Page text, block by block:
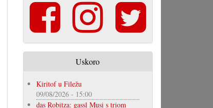
Uskoro
Kiritof u Filežu
09/08/2026 - 15:00
das Robitza: gassl Musi s triom